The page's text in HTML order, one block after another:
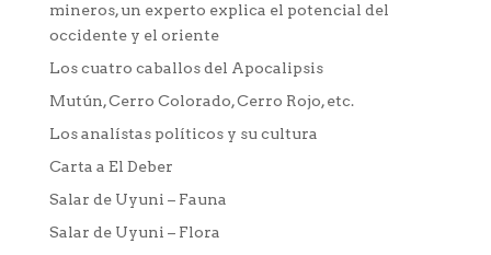
mineros, un experto explica el potencial del
occidente y el oriente
Los cuatro caballos del Apocalipsis
Mutún, Cerro Colorado, Cerro Rojo, etc.
Los analístas políticos y su cultura
Carta a El Deber
Salar de Uyuni – Fauna
Salar de Uyuni – Flora